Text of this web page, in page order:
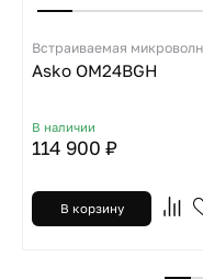
Asko OM24BGH
В наличии
114 900 ₽
В корзину